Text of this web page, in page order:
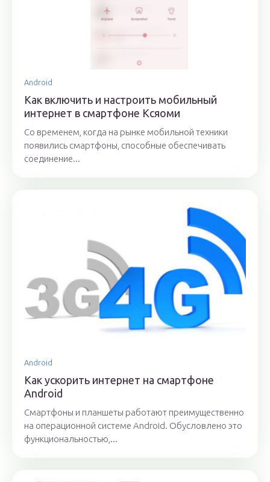
Android
Как включить и настроить мобильный
интернет в смартфоне Ксяоми
Со временем, когда на рынке мобильной техники
появились смартфоны, способные обеспечивать
соединение...
Android
Как ускорить интернет на смартфоне
Android
Смартфоны и планшеты работают преимущественно
на операционной системе Android. Обусловлено это
функциональностью,...